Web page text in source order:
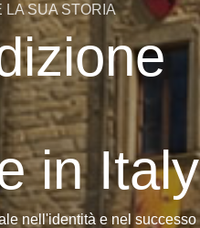
LA SUA STORIA
in Italy
nell'identità e nel successo